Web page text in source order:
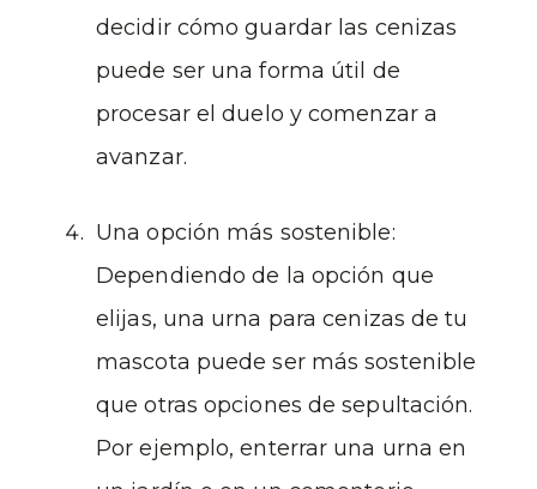
decidir cómo guardar las cenizas
puede ser una forma útil de
procesar el duelo y comenzar a
avanzar.
Una opción más sostenible:
Dependiendo de la opción que
elijas, una urna para cenizas de tu
mascota puede ser más sostenible
que otras opciones de sepultación.
Por ejemplo, enterrar una urna en